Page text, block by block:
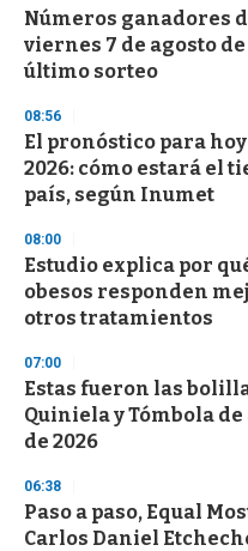
s
Números ganadores
viernes 7 de agosto
último sorteo
08:56
El pronóstico para
2026: cómo estará el
país, según Inumet
08:00
Estudio explica por
obesos responden
otros tratamientos
07:00
Estas fueron las
Quiniela y Tómbola
de 2026
06:38
Paso a paso, Equal
Carlos Daniel